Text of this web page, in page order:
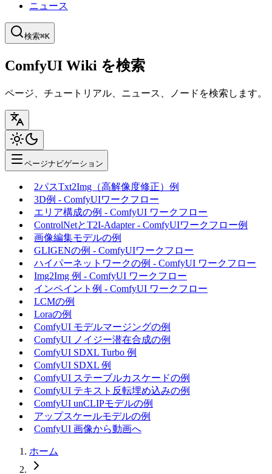
ニュース
検索⌘K
ComfyUI Wiki を検索
ページ、チュートリアル、ニュース、ノードを検索します。
ページナビゲーション
2パスTxt2Img（高解像度修正）例
3D例 - ComfyUIワークフロー
エリア構成の例 - ComfyUI ワークフロー
ControlNetとT2I-Adapter - ComfyUIワークフロー例
画像編集モデルの例
GLIGENの例 - ComfyUIワークフロー
ハイパーネットワークの例 - ComfyUI ワークフロー
Img2Img 例 - ComfyUI ワークフロー
インペイント例 - ComfyUI ワークフロー
LCMの例
Loraの例
ComfyUI モデルマージングの例
ComfyUI ノイジー潜在合成の例
ComfyUI SDXL Turbo 例
ComfyUI SDXL 例
ComfyUI ステーブルカスケードの例
ComfyUI テキスト反転埋め込みの例
ComfyUI unCLIPモデルの例
アップスケールモデルの例
ComfyUI 画像から動画へ
ホーム